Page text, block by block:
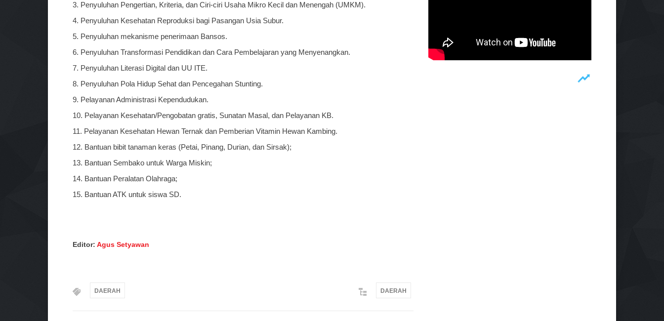
3. Penyuluhan Pengertian, Kriteria, dan Ciri-ciri Usaha Mikro Kecil dan Menengah (UMKM).
4. Penyuluhan Kesehatan Reproduksi bagi Pasangan Usia Subur.
5. Penyuluhan mekanisme penerimaan Bansos.
6. Penyuluhan Transformasi Pendidikan dan Cara Pembelajaran yang Menyenangkan.
7. Penyuluhan Literasi Digital dan UU ITE.
8. Penyuluhan Pola Hidup Sehat dan Pencegahan Stunting.
9. Pelayanan Administrasi Kependudukan.
10. Pelayanan Kesehatan/Pengobatan gratis, Sunatan Masal, dan Pelayanan KB.
11. Pelayanan Kesehatan Hewan Ternak dan Pemberian Vitamin Hewan Kambing.
12. Bantuan bibit tanaman keras (Petai, Pinang, Durian, dan Sirsak);
13. Bantuan Sembako untuk Warga Miskin;
14. Bantuan Peralatan Olahraga;
15. Bantuan ATK untuk siswa SD.
Editor: Agus Setyawan
DAERAH DAERAH